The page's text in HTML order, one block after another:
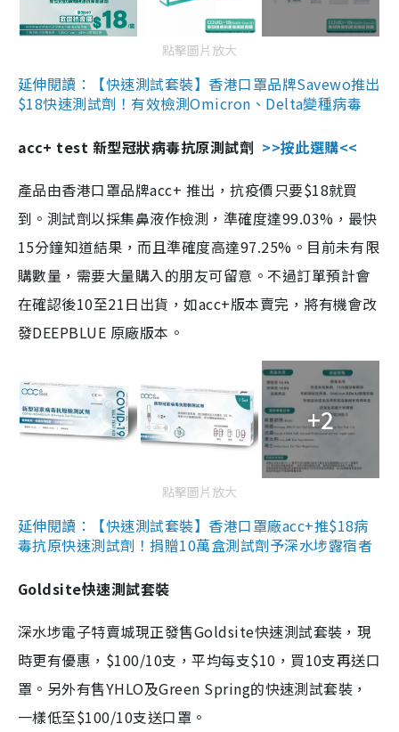
點擊圖片放大
延伸閱讀：【快速測試套裝】香港口罩品牌Savewo推出
$18快速測試劑！有效檢測Omicron、Delta變種病毒
acc+ test 新型冠狀病毒抗原測試劑 >>按此選購<<
產品由香港口罩品牌acc+ 推出，抗疫價只要$18就買
到。測試劑以採集鼻液作檢測，準確度達99.03%，最快
15分鐘知道結果，而且準確度高達97.25%。目前未有限
購數量，需要大量購入的朋友可留意。不過訂單預計會
在確認後10至21日出貨，如acc+版本賣完，將有機會改
發DEEPBLUE 原廠版本。
+2
點擊圖片放大
延伸閱讀：【快速測試套裝】香港口罩廠acc+推$18病
毒抗原快速測試劑！捐贈10萬盒測試劑予深水埗露宿者
Goldsite快速測試套裝
深水埗電子特賣城現正發售Goldsite快速測試套裝，現
時更有優惠，$100/10支，平均每支$10，買10支再送口
罩。另外有售YHLO及Green Spring的快速測試套裝，
一樣低至$100/10支送口罩。